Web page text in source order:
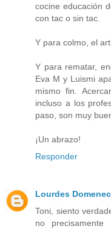
cocine educación
con tac o sin tac.
Y para colmo, el
Y para rematar,
Eva M y Luismi
mismo fin.
incluso a los
paso, son muy
¡Un abrazo!
Responder
Lourdes
Toni, siento
no